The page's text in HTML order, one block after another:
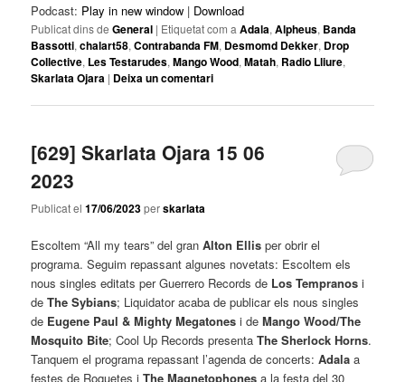
Podcast: Play in new window | Download
Publicat dins de General | Etiquetat com a Adala,Alpheus, Banda
Bassotti,chalart58,Contrabanda FM, Desmomd Dekker, Drop
Collective, Les Testarudes,Mango Wood,Matah, Radio Lliure,
Skarlata Ojara | Deixa un comentari
[629] Skarlata Ojara 15 06
2023
Publicat el17/06/2023perskarlata
Escoltem “All my tears” del granAlton Ellis per obrir el
programa. Seguim repassant algunes novetats: Escoltem els
nous singles editats per Guerrero Records de Los Tempranos i
deThe Sybians; Liquidator acaba de publicar els nous singles
de Eugene Paul & Mighty Megatones i deMango Wood/The
Mosquito Bite; Cool Up Records presentaThe Sherlock Horns.
Tanquem el programa repassant l’agenda de concerts:Adala a
festes de Roquetes iThe Magnetophones a la festa del 30